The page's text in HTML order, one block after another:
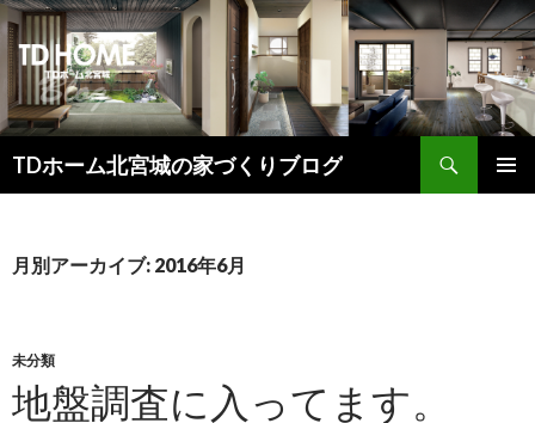
TDホーム北宮城の家づくりブログ
索
ン
キ
ッ
プ
月別アーカイブ: 2016年6月
未分類
地盤調査に入ってます。